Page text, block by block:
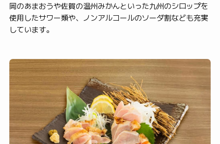
岡のあまおうや佐賀の温州みかんといった九州のシロップを
使用したサワー類や、ノンアルコールのソーダ割なども充実
しています。